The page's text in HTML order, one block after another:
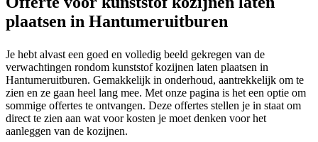
plaatsen in Hantumeruitburen
Je hebt alvast een goed en volledig beeld gekregen van de
verwachtingen rondom kunststof kozijnen laten plaatsen in
Hantumeruitburen. Gemakkelijk in onderhoud, aantrekkelijk om te
zien en ze gaan heel lang mee. Met onze pagina is het een optie om
sommige offertes te ontvangen. Deze offertes stellen je in staat om
direct te zien aan wat voor kosten je moet denken voor het
aanleggen van de kozijnen.